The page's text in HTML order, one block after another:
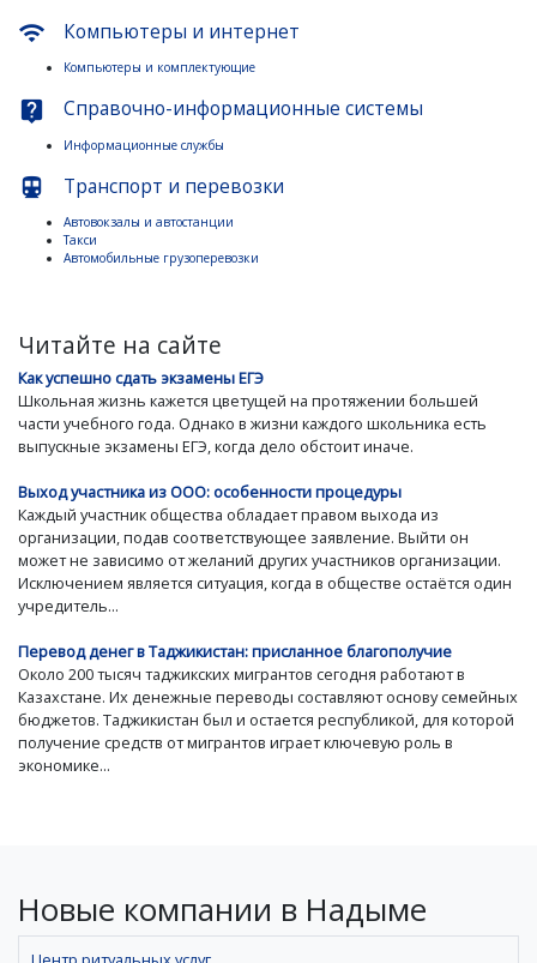
wifi Компьютеры и интернет
Компьютеры и комплектующие
live_help Справочно-информационные системы
Информационные службы
directions_subway Транспорт и перевозки
Автовокзалы и автостанции
Такси
Автомобильные грузоперевозки
Читайте на сайте
Как успешно сдать экзамены ЕГЭ
Школьная жизнь кажется цветущей на протяжении большей
части учебного года. Однако в жизни каждого школьника есть
выпускные экзамены ЕГЭ, когда дело обстоит иначе.
Выход участника из ООО: особенности процедуры
Каждый участник общества обладает правом выхода из
организации, подав соответствующее заявление. Выйти он
может не зависимо от желаний других участников организации.
Исключением является ситуация, когда в обществе остаётся один
учредитель...
Перевод денег в Таджикистан: присланное благополучие
Около 200 тысяч таджикских мигрантов сегодня работают в
Казахстане. Их денежные переводы составляют основу семейных
бюджетов. Таджикистан был и остается республикой, для которой
получение средств от мигрантов играет ключевую роль в
экономике...
Новые компании в Надыме